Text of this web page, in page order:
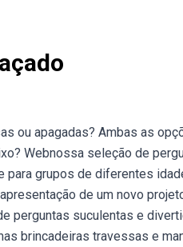
ou apagadas? Ambas as
Webnossa seleção de
grupos de diferentes
de um novo
perguntas suculentas e
brincadeiras travessas e